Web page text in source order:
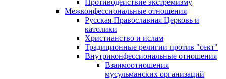
Противодействие экстремизму
Межконфессиональные отношения
Русская Православная Церковь и
католики
Христианство и ислам
Традиционные религии против "сект"
Внутриконфессиональные отношения
Взаимоотношения
мусульманских организаций